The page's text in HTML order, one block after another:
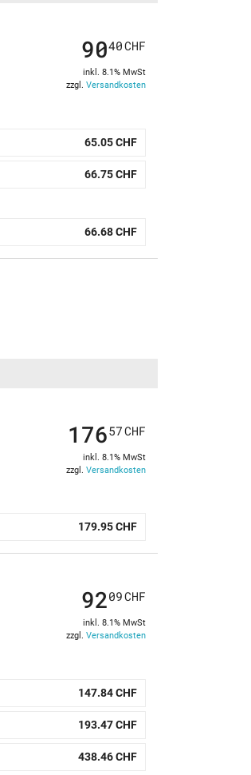
9040CHF
inkl. 8.1% MwSt
zzgl. Versandkosten
65.05 CHF
66.75 CHF
66.68 CHF
17657CHF
inkl. 8.1% MwSt
zzgl. Versandkosten
179.95 CHF
9209CHF
inkl. 8.1% MwSt
zzgl. Versandkosten
147.84 CHF
193.47 CHF
438.46 CHF